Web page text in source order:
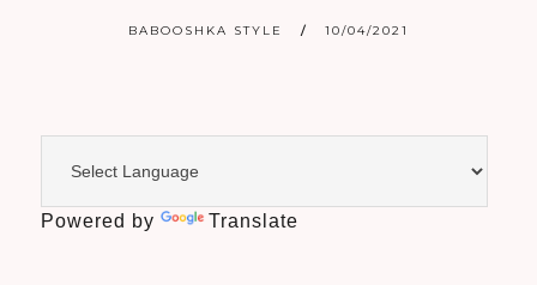
BABOOSHKA STYLE 10/04/2021
Powered by Translate